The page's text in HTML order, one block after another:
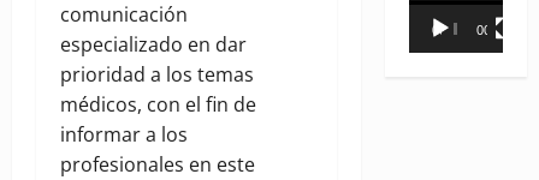
comunicación
especializado en dar
prioridad a los temas
médicos, con el fin de
informar a los
profesionales en este
Reproductor
00:00 00:31